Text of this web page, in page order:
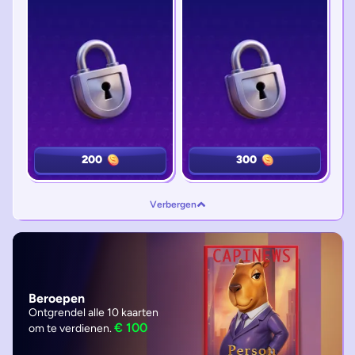
200
200 300
300
Verbergen
Beroepen
Ontgrendel alle 10 kaarten
om te verdienen.€ 100